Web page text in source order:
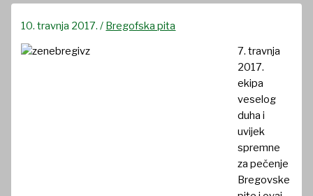
10. travnja 2017./ Bregofska pita
7. travnja
2017.
ekipa
veselog
duha i
uvijek
spremne
za pečenje
Bregovske